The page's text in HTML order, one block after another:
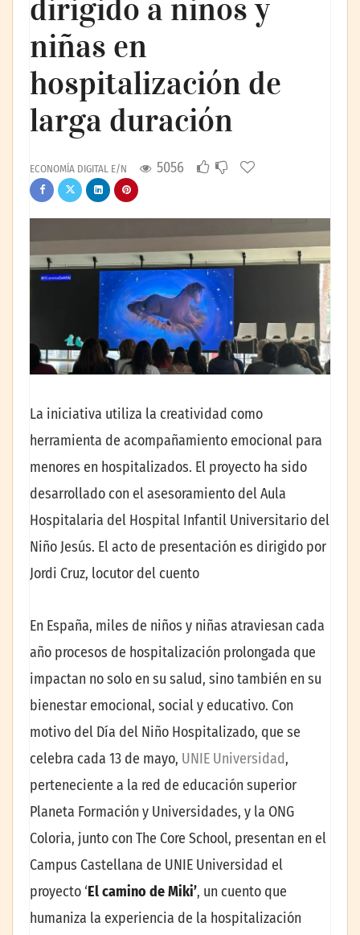
dirigido a niños y
niñas en
hospitalización de
larga duración
ECONOMÍA DIGITAL E/N 5056
La iniciativa utiliza la creatividad como
herramienta de acompañamiento emocional para
menores en hospitalizados. El proyecto ha sido
desarrollado con el asesoramiento del Aula
Hospitalaria del Hospital Infantil Universitario del
Niño Jesús. El acto de presentación es dirigido por
Jordi Cruz, locutor del cuento
En España, miles de niños y niñas atraviesan cada
año procesos de hospitalización prolongada que
impactan no solo en su salud, sino también en su
bienestar emocional, social y educativo. Con
motivo del Día del Niño Hospitalizado, que se
celebra cada 13 de mayo, UNIE Universidad,
perteneciente a la red de educación superior
Planeta Formación y Universidades, y la ONG
Coloria, junto con The Core School, presentan en el
Campus Castellana de UNIE Universidad el
proyecto ‘El camino de Miki’, un cuento que
humaniza la experiencia de la hospitalización